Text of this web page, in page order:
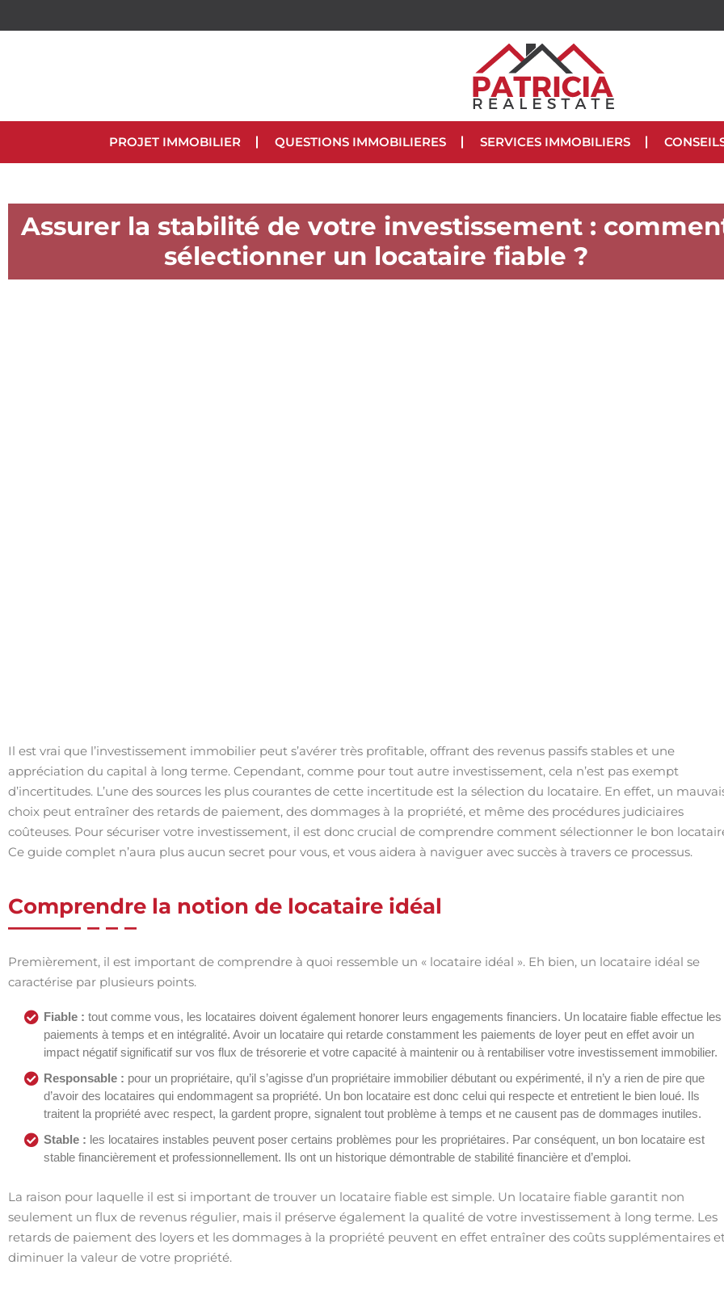
PROJET IMMOBILIER QUESTIONS IMMOBILIERES SERVICES IMMOBILIERS
Assurer la stabilité de votre investissement :
sélectionner un locataire fiable ?
Il est vrai que l’investissement immobilier peut s’avérer très profitable, offrant des revenus passifs stables et une
appréciation du capital à long terme. Cependant, comme pour tout autre investissement, cela n’est pas exempt
d’incertitudes. L’une des sources les plus courantes de cette incertitude est la sélection du locataire. En effet, un
choix peut entraîner des retards de paiement, des dommages à la propriété, et même des procédures judiciaires
coûteuses. Pour sécuriser votre investissement, il est donc crucial de comprendre comment sélectionner le bon
Ce guide complet n’aura plus aucun secret pour vous, et vous aidera à naviguer avec succès à travers ce processus.
Comprendre la notion de locataire idéal
Premièrement, il est important de comprendre à quoi ressemble un « locataire idéal ». Eh bien, un locataire idéal se
caractérise par plusieurs points.
Fiable : tout comme vous, les locataires doivent également honorer leurs engagements financiers. Un locataire fiable effectue les
paiements à temps et en intégralité. Avoir un locataire qui retarde constamment les paiements de loyer peut en effet avoir un
impact négatif significatif sur vos flux de trésorerie et votre capacité à maintenir ou à rentabiliser votre investissement immobilier.
Responsable : pour un propriétaire, qu’il s’agisse d’un propriétaire immobilier débutant ou expérimenté, il n’y a rien de pire que
d’avoir des locataires qui endommagent sa propriété. Un bon locataire est donc celui qui respecte et entretient le bien loué. Ils
traitent la propriété avec respect, la gardent propre, signalent tout problème à temps et ne causent pas de dommages inutiles.
Stable : les locataires instables peuvent poser certains problèmes pour les propriétaires. Par conséquent, un bon locataire est
stable financièrement et professionnellement. Ils ont un historique démontrable de stabilité financière et d’emploi.
La raison pour laquelle il est si important de trouver un locataire fiable est simple. Un locataire fiable garantit non
seulement un flux de revenus régulier, mais il préserve également la qualité de votre investissement à long terme. Les
retards de paiement des loyers et les dommages à la propriété peuvent en effet entraîner des coûts supplémentaires
diminuer la valeur de votre propriété.